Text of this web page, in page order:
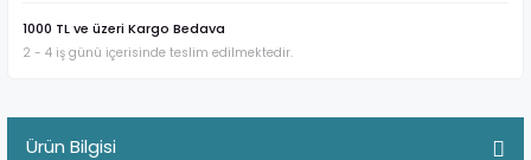
1000 TL ve üzeri Kargo Bedava
2 - 4 iş günü içerisinde teslim edilmektedir.
Ürün Bilgisi